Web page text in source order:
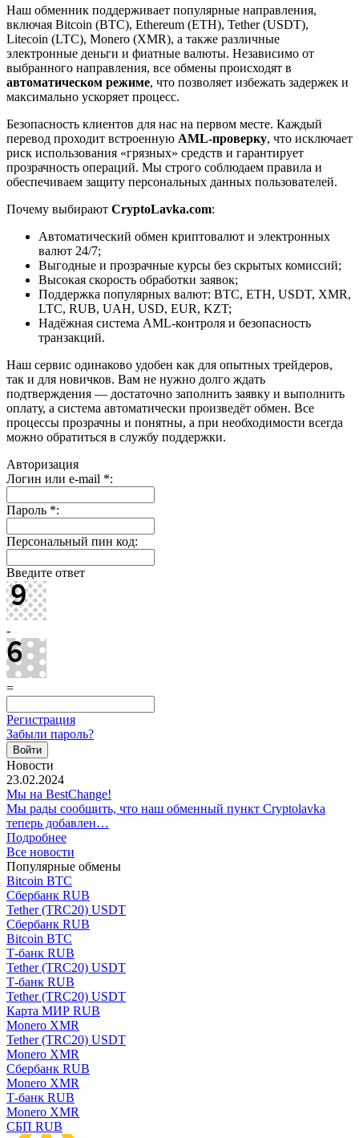
Наш обменник поддерживает популярные направления,
включая Bitcoin (BTC), Ethereum (ETH), Tether (USDT),
Litecoin (LTC), Monero (XMR), а также различные
электронные деньги и фиатные валюты. Независимо от
выбранного направления, все обмены происходят в
автоматическом режиме, что позволяет избежать задержек и
максимально ускоряет процесс.
Безопасность клиентов для нас на первом месте. Каждый
перевод проходит встроенную AML-проверку, что исключает
риск использования «грязных» средств и гарантирует
прозрачность операций. Мы строго соблюдаем правила и
обеспечиваем защиту персональных данных пользователей.
Почему выбирают CryptoLavka.com:
Автоматический обмен криптовалют и электронных
валют 24/7;
Выгодные и прозрачные курсы без скрытых комиссий;
Высокая скорость обработки заявок;
Поддержка популярных валют: BTC, ETH, USDT, XMR,
LTC, RUB, UAH, USD, EUR, KZT;
Надёжная система AML-контроля и безопасность
транзакций.
Наш сервис одинаково удобен как для опытных трейдеров,
так и для новичков. Вам не нужно долго ждать
подтверждения — достаточно заполнить заявку и выполнить
оплату, а система автоматически произведёт обмен. Все
процессы прозрачны и понятны, а при необходимости всегда
можно обратиться в службу поддержки.
Авторизация
Логин или e-mail *:
Пароль *:
Персональный пин код:
Введите ответ
-
=
Регистрация
Забыли пароль?
Новости
23.02.2024
Мы на BestChange!
Мы рады сообщить, что наш обменный пункт Cryptolavka
теперь добавлен…
Подробнее
Все новости
Популярные обмены
Bitcoin BTC
Сбербанк RUB
Tether (TRC20) USDT
Сбербанк RUB
Bitcoin BTC
Т-банк RUB
Tether (TRC20) USDT
Т-банк RUB
Tether (TRC20) USDT
Карта МИР RUB
Monero XMR
Tether (TRC20) USDT
Monero XMR
Сбербанк RUB
Monero XMR
Т-банк RUB
Monero XMR
СБП RUB